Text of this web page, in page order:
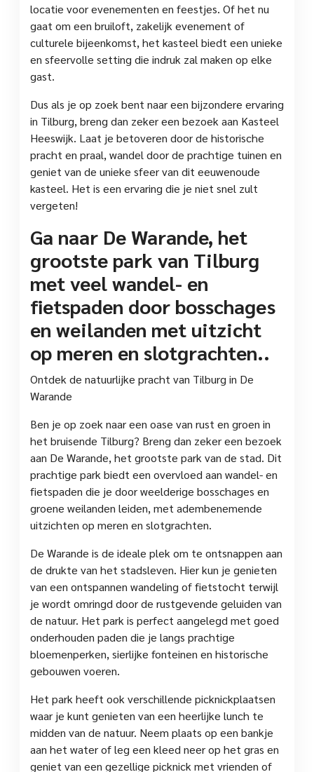
locatie voor evenementen en feestjes. Of het nu
gaat om een bruiloft, zakelijk evenement of
culturele bijeenkomst, het kasteel biedt een unieke
en sfeervolle setting die indruk zal maken op elke
gast.
Dus als je op zoek bent naar een bijzondere ervaring
in Tilburg, breng dan zeker een bezoek aan Kasteel
Heeswijk. Laat je betoveren door de historische
pracht en praal, wandel door de prachtige tuinen en
geniet van de unieke sfeer van dit eeuwenoude
kasteel. Het is een ervaring die je niet snel zult
vergeten!
Ga naar De Warande, het
grootste park van Tilburg
met veel wandel- en
fietspaden door bosschages
en weilanden met uitzicht
op meren en slotgrachten..
Ontdek de natuurlijke pracht van Tilburg in De
Warande
Ben je op zoek naar een oase van rust en groen in
het bruisende Tilburg? Breng dan zeker een bezoek
aan De Warande, het grootste park van de stad. Dit
prachtige park biedt een overvloed aan wandel- en
fietspaden die je door weelderige bosschages en
groene weilanden leiden, met adembenemende
uitzichten op meren en slotgrachten.
De Warande is de ideale plek om te ontsnappen aan
de drukte van het stadsleven. Hier kun je genieten
van een ontspannen wandeling of fietstocht terwijl
je wordt omringd door de rustgevende geluiden van
de natuur. Het park is perfect aangelegd met goed
onderhouden paden die je langs prachtige
bloemenperken, sierlijke fonteinen en historische
gebouwen voeren.
Het park heeft ook verschillende picknickplaatsen
waar je kunt genieten van een heerlijke lunch te
midden van de natuur. Neem plaats op een bankje
aan het water of leg een kleed neer op het gras en
geniet van een gezellige picknick met vrienden of